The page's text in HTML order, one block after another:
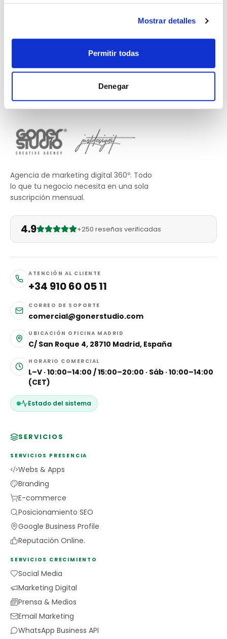
Mostrar detalles
Permitir todas
Denegar
Agencia de marketing digital 360º. Todo
lo que tu negocio necesita en una sola
suscripción mensual.
4.9 +250 reseñas verificadas
ATENCIÓN AL CLIENTE
+34 910 60 05 11
CORREO DE SOPORTE
comercial@gonerstudio.com
UBICACIÓN OFICINA MADRID
C/ San Roque 4, 28710 Madrid, España
HORARIO COMERCIAL
L–V · 10:00–14:00 / 15:00–20:00 · Sáb · 10:00–14:00
(CET)
Estado del sistema
SERVICIOS
SERVICIOS PRESENCIA
Webs & Apps
Branding
E-commerce
Posicionamiento SEO
Google Business Profile
Reputación Online.
SERVICIOS CRECIMIENTO
Social Media
Marketing Digital
Prensa & Medios
Email Marketing
WhatsApp Business API